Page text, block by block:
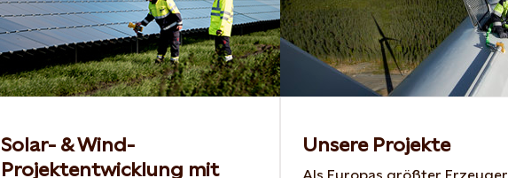
Solar- & Wind-
Projektentwicklung mit
Unsere Projekte